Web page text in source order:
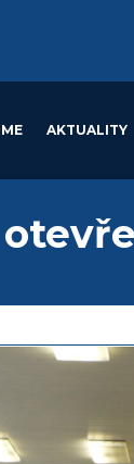
AKTUALITY